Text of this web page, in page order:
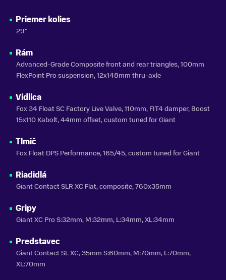
VLASTNOSTI BICYKLA
s prehadzovačkou
do 150 kg
SEZÓNA
ZNAČKA
Priemer kolies
29"
Rám
Advanced-Grade Composite front and rear triangles, 100mm
FlexPoint Pro suspension, 12x148mm thru-axle
Vidlica
Fox 34 Float SC Factory Live Valve, 110mm, FIT4 damper, Boost
15x110 Kabolt, 44mm offset, custom tuned for Giant
Tlmič
Fox Float DPS Performance, 165/45, custom tuned for Giant
Riadidlá
Giant Contact SLR XC Flat, composite, 760x35mm
Gripy
Giant XC Pro S:32mm, M:32mm, L:34mm, XL:34mm
Predstavec
Giant Contact SL XC, 35mm S:60mm, M:70mm, L:70mm,
XL:70mm